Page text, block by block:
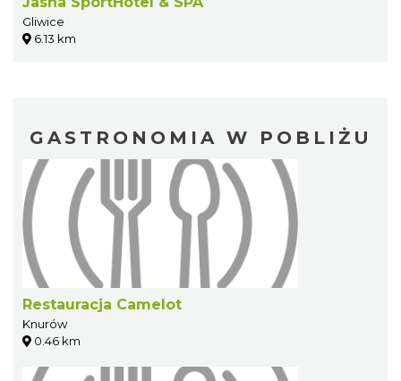
Gliwice
6.13 km
GASTRONOMIA W POBLIŻU
Restauracja Camelot
Knurów
0.46 km